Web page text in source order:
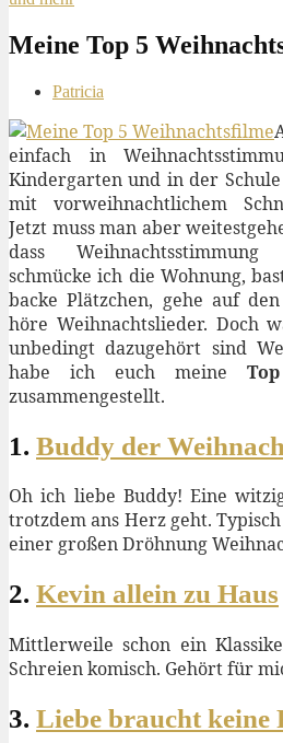
Meine Top 5
Patricia
einfach in
Kindergarten und in der
mit vorweihnachtlichem
Jetzt muss man aber
dass
schmücke ich die Wohnung,
backe Plätzchen, gehe auf
höre Weihnachtslieder. Doch
unbedingt dazugehört sind
habe ich euch meine
zusammengestellt.
1. Buddy der
Oh ich liebe Buddy! Eine
trotzdem ans Herz geht.
einer großen Dröhnung
2. Kevin allein zu Haus
Mittlerweile schon ein
Schreien komisch. Gehört für
3. Liebe braucht keine